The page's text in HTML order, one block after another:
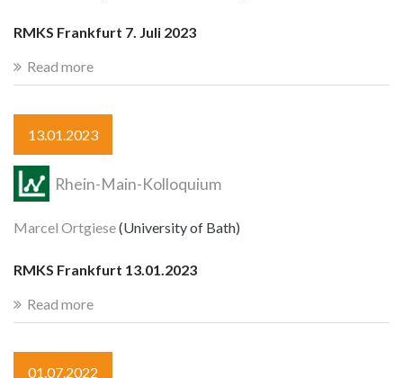
RMKS Frankfurt 7. Juli 2023
Read more
13.01.2023
Rhein-Main-Kolloquium
Marcel Ortgiese(University of Bath)
RMKS Frankfurt 13.01.2023
Read more
01.07.2022